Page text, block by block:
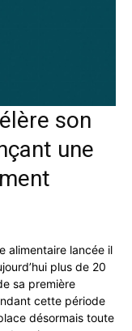
son
une
alimentaire lancée il
plus de 20
sa première
cette période
désormais toute